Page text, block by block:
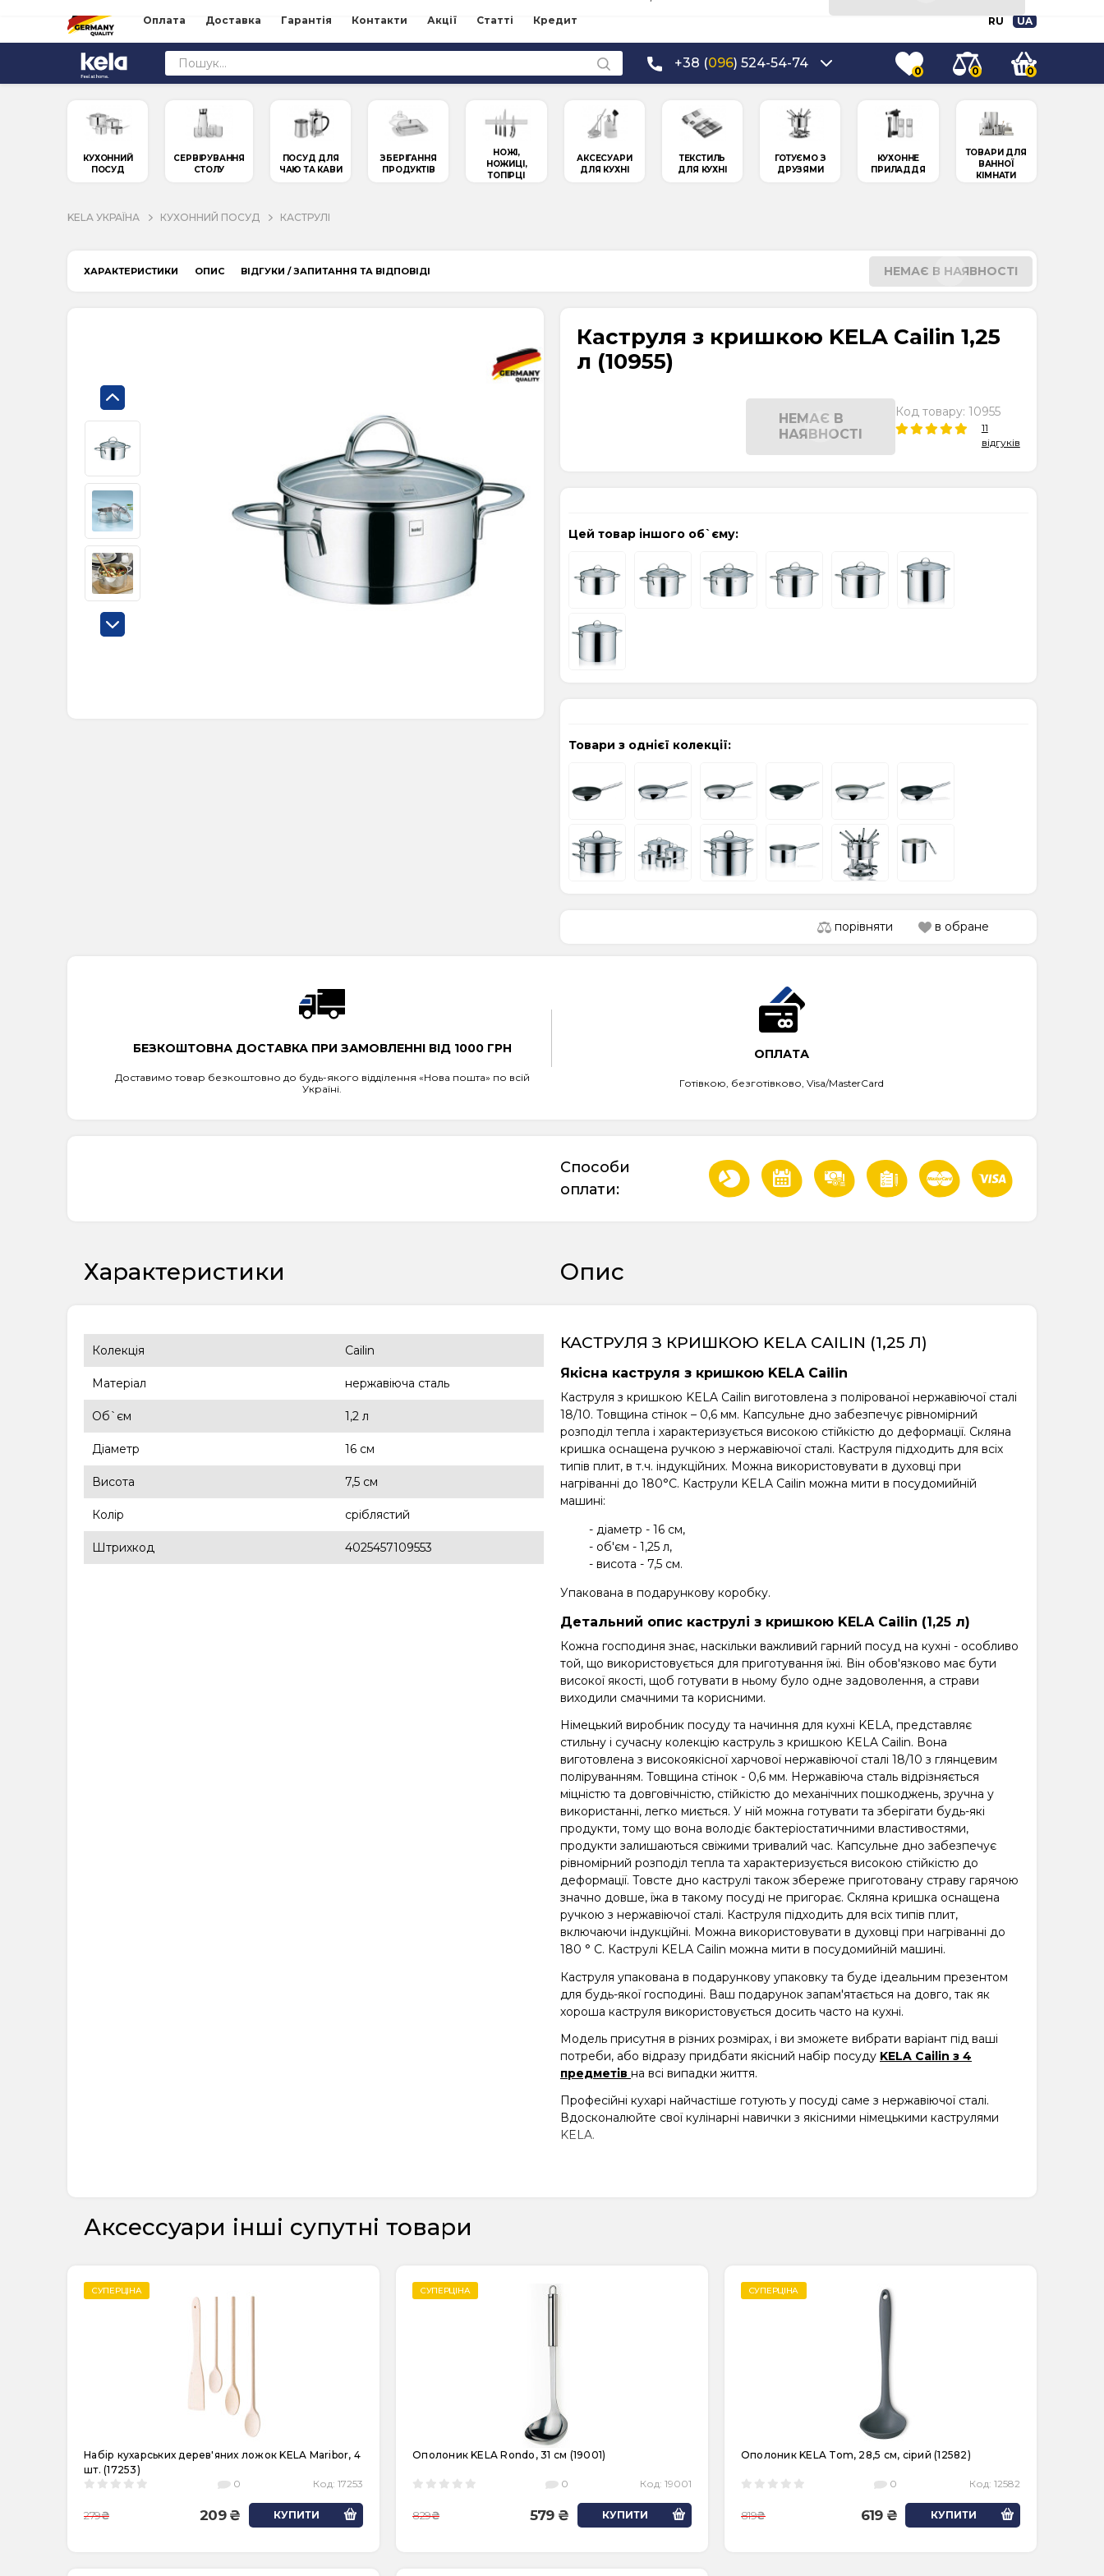
Оплата Доставка Гарантія Контакти Акції Статті Кредит RU UA
+38 (096) 524-54-74
0 0 0
КУХОННИЙ
ПОСУД
СЕРВІРУВАННЯ
СТОЛУ
ПОСУД ДЛЯ
ЧАЮ ТА КАВИ
ЗБЕРІГАННЯ
ПРОДУКТІВ
НОЖІ,
НОЖИЦІ,
ТОПІРЦІ
АКСЕСУАРИ
ДЛЯ КУХНІ
ТЕКСТИЛЬ
ДЛЯ КУХНІ
ГОТУЄМО З
ДРУЗЯМИ
КУХОННЕ
ПРИЛАДДЯ
ТОВАРИ ДЛЯ
ВАННОЇ
КІМНАТИ
KELA УКРАЇНА КУХОННИЙ ПОСУД КАСТРУЛІ
ХАРАКТЕРИСТИКИ ОПИС ВІДГУКИ / ЗАПИТАННЯ ТА ВІДПОВІДІ НЕМАЄ В НАЯВНОСТІ
Каструля з кришкою KELA Cailin 1,25
л (10955)
НЕМАЄ В
НАЯВНОСТІ
Код товару: 10955
11
відгуків
Цей товар іншого об`єму:
Товари з однієї колекції:
порівняти в обране
БЕЗКОШТОВНА ДОСТАВКА ПРИ ЗАМОВЛЕННІ ВІД 1000 ГРН
Доставимо товар безкоштовно до будь-якого відділення «Нова пошта» по всій
Україні.
ОПЛАТА
Готівкою, безготівково, Visa/MasterCard
Способи
оплати:
Характеристики Опис
Колекція Cailin
Матеріал нержавіюча сталь
Об`єм 1,2 л
Діаметр 16 см
Висота 7,5 см
Колір сріблястий
Штрихкод 4025457109553
КАСТРУЛЯ З КРИШКОЮ KELA CAILIN (1,25 Л)
Якісна каструля з кришкою KELA Cailin
Каструля з кришкою KELA Cailin виготовлена з полірованої нержавіючої сталі
18/10. Товщина стінок – 0,6 мм. Капсульне дно забезпечує рівномірний
розподіл тепла і характеризується високою стійкістю до деформації. Скляна
кришка оснащена ручкою з нержавіючої сталі. Каструля підходить для всіх
типів плит, в т.ч. індукційних. Можна використовувати в духовці при
нагріванні до 180°С. Каструли KELA Cailin можна мити в посудомийній
машині:
- діаметр - 16 см,
- об'єм - 1,25 л,
- висота - 7,5 см.
Упакована в подарункову коробку.
Детальний опис каструлі з кришкою KELA Cailin (1,25 л)
Кожна господиня знає, наскільки важливий гарний посуд на кухні - особливо
той, що використовується для приготування їжі. Він обов'язково має бути
високої якості, щоб готувати в ньому було одне задоволення, а страви
виходили смачними та корисними.
Німецький виробник посуду та начиння для кухні KELA, представляє
стильну і сучасну колекцію каструль з кришкою KELA Cailin. Вона
виготовлена ​​з високоякісної харчової нержавіючої сталі 18/10 з глянцевим
поліруванням. Товщина стінок - 0,6 мм. Нержавіюча сталь відрізняється
міцністю та довговічністю, стійкістю до механічних пошкоджень, зручна у
використанні, легко миється. У ній можна готувати та зберігати будь-які
продукти, тому що вона володіє бактеріостатичними властивостями,
продукти залишаються свіжими тривалий час. Капсульне дно забезпечує
рівномірний розподіл тепла та характеризується високою стійкістю до
деформації. Товсте дно каструлі також збереже приготовану страву гарячою
значно довше, їжа в такому посуді не пригорає. Скляна кришка оснащена
ручкою з нержавіючої сталі. Каструля підходить для всіх типів плит,
включаючи індукційні. Можна використовувати в духовці при нагріванні до
180 ° С. Каструлі KELA Cailin можна мити в посудомийній машині.
Каструля упакована в подарункову упаковку та буде ідеальним презентом
для будь-якої господині. Ваш подарунок запам'ятається на довго, так як
хороша каструля використовується досить часто на кухні.
Модель присутня в різних розмірах, і ви зможете вибрати варіант під ваші
потреби, або відразу придбати якісний набір посуду KELA Cailin з 4
предметів на всі випадки життя.
Професійні кухарі найчастіше готують у посуді саме з нержавіючої сталі.
Вдосконалюйте свої кулінарні навички з якісними німецькими каструлями
KELA.
Аксессуари інші супутні товари
СУПЕРЦІНА
Набір кухарських дерев'яних ложок KELA Maribor, 4
шт. (17253)
0
279 209
Код:17253
КУПИТИ
СУПЕРЦІНА
Ополоник KELA Rondo, 31 см (19001)
0
829 579
Код: 19001
КУПИТИ
СУПЕРЦІНА
Ополоник KELA Tom, 28,5 см, сірий (12582)
0
819 619
Код: 12582
КУПИТИ